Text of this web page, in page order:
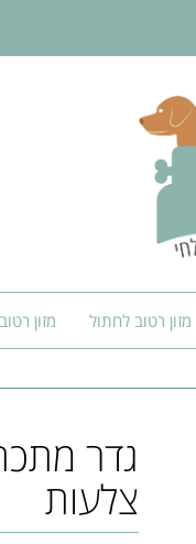
מזון רטוב לחתול מזון
צלעות